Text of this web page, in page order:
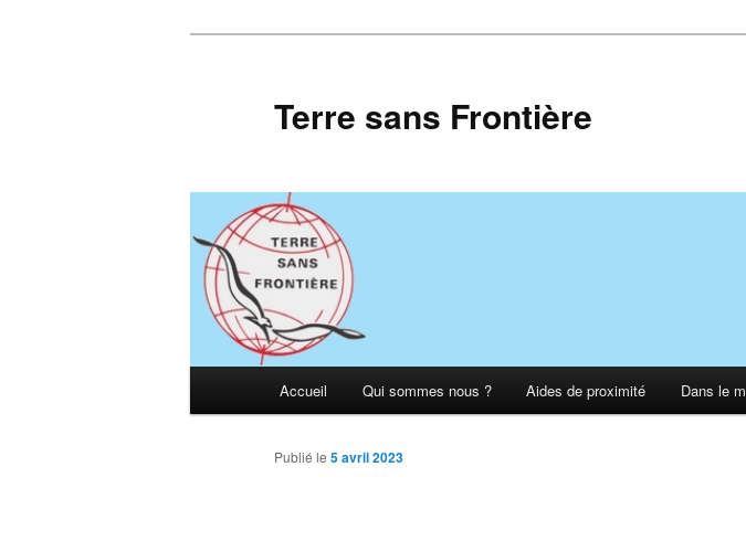
Terre sans Frontière
Accueil Qui sommes nous ? Aides de proximité Dans le
Publié le 5 avril 2023